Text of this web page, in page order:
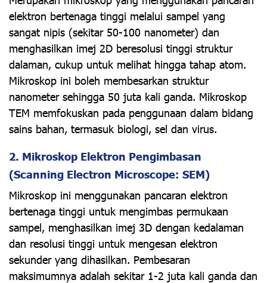
elektron bertenaga tinggi melalui sampel yang
sangat nipis (sekitar 50-100 nanometer) dan
menghasilkan imej 2D beresolusi tinggi struktur
dalaman, cukup untuk melihat hingga tahap atom.
Mikroskop ini boleh membesarkan struktur
nanometer sehingga 50 juta kali ganda. Mikroskop
TEM memfokuskan pada penggunaan dalam bidang
sains bahan, termasuk biologi, sel dan virus.
2. Mikroskop Elektron Pengimbasan
(Scanning Electron Microscope: SEM)
Mikroskop ini menggunakan pancaran elektron
bertenaga tinggi untuk mengimbas permukaan
sampel, menghasilkan imej 3D dengan kedalaman
dan resolusi tinggi untuk mengesan elektron
sekunder yang dihasilkan. Pembesaran
maksimumnya adalah sekitar 1-2 juta kali ganda dan